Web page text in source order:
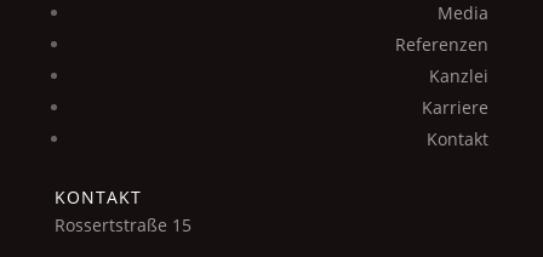
Media
Referenzen
Kanzlei
Karriere
Kontakt
KONTAKT
Rossertstraße 15